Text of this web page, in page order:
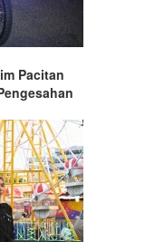
Pacitan